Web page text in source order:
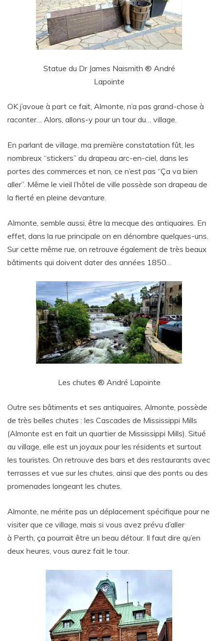
Statue du Dr James Naismith ® André
Lapointe
OK j’avoue à part ce fait, Almonte, n’a pas grand-chose à
raconter… Alors, allons-y pour un tour du… village.
En parlant de village, ma première constatation fût, les
nombreux “stickers” du drapeau arc-en-ciel, dans les
portes des commerces et non, ce n’est pas “Ça va bien
aller”. Même le vieil l’hôtel de ville possède son drapeau de
la fierté en pleine devanture.
Almonte, semble aussi, être la mecque des antiquaires. En
effet, dans la rue principale on en dénombre quelques-uns.
Sur cette même rue, on retrouve également de très beaux
bâtiments qui doivent dater des années 1850…
Les chutes ® André Lapointe
Outre ses bâtiments et ses antiquaires, Almonte, possède
de très belles chutes : les Cascades de Mississippi Mills
(Almonte est en fait un quartier de Mississippi Mills). Situé
au village, elle est un joyaux pour les résidents et surtout
les touristes. On retrouve des bars et des restaurants avec
terrasses et vue sur les chutes, ainsi que des ponts ou des
promenades longeant les chutes.
Almonte, ne mérite pas un déplacement spécifique pour ne
visiter que ce village, mais si vous avez prévu d’aller
à Perth, ça pourrait être un beau détour. Il faut dire qu’en
deux heures, vous aurez fait le tour.